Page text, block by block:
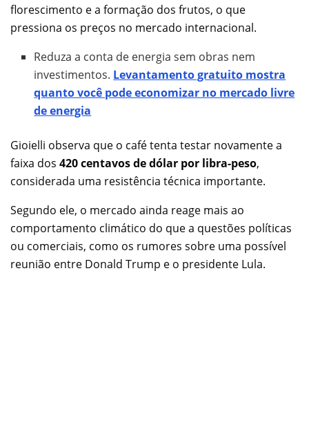
florescimento e a formação dos frutos, o que
pressiona os preços no mercado internacional.
Reduza a conta de energia sem obras nem
investimentos. Levantamento gratuito mostra
quanto você pode economizar no mercado livre
de energia
Gioielli observa que o café tenta testar novamente a
faixa dos 420 centavos de dólar por libra-peso,
considerada uma resistência técnica importante.
Segundo ele, o mercado ainda reage mais ao
comportamento climático do que a questões políticas
ou comerciais, como os rumores sobre uma possível
reunião entre Donald Trump e o presidente Lula.